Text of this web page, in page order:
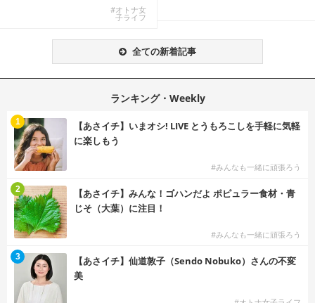
#オトナ女
子ライフ
全ての新着記事
ランキング・Weekly
【あさイチ】いまオシ! LIVE とうもろこしを手軽に気軽
に楽しもう
#みんなも一緒に頑張ろう
1
【あさイチ】みんな！ゴハンだよ ポピュラー食材・青
じそ（大葉）に注目！
#みんなも一緒に頑張ろう
2
【あさイチ】仙道敦子（Sendo Nobuko）さんの不変
美
3